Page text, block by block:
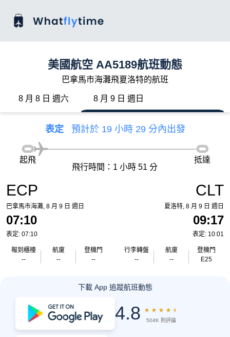
美國航空 AA5189航班動態
巴拿馬市海灘飛夏洛特的航班
8 月 8 日 週六 8 月 9 日 週日
表定 預計於 19 小時 29 分內出發
ECP
巴拿馬市海灘, 8 月 9 日 週日
07:10
表定: 07:10
報到櫃檯
--
航廈
--
登機門
--
起飛
飛行時間：1 小時 51 分
抵達
CLT
夏洛特, 8 月 9 日 週日
09:17
表定: 10:01
行李轉盤
--
航廈
--
登機門
E25
下載 App 追蹤航班動態
4.8 ★ ★ ★ ★ ★
504K 則評論